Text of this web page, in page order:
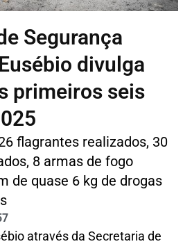
Segurança
divulga
primeiros seis
flagrantes realizados, 30
8 armas de fogo
de quase 6 kg de drogas
através da Secretaria de